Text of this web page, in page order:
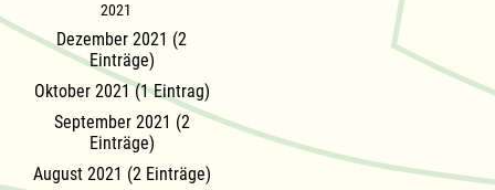
2021
Dezember 2021 (2
Einträge)
Oktober 2021 (1 Eintrag)
September 2021 (2
Einträge)
August 2021 (2 Einträge)